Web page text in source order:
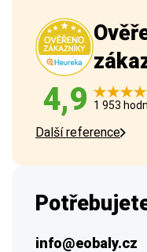
4,9 1 953
Další reference
info@eobaly.cz